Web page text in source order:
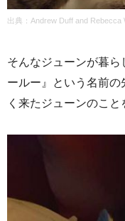
出典：Andrew Duff and Rebecca
そんなジューンが暮ら
ールー』という名前
く来たジューンのこと